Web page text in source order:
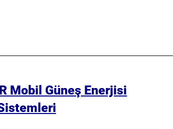
Mobil Güneş Enerjisi